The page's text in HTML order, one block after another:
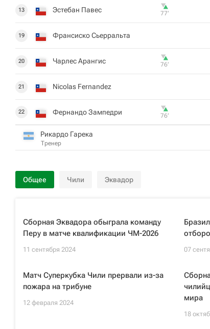
13 Эстебан Павес 77‎’‎
19 Франсиско Сьерральта
20 Чарлес Арангис 76‎’‎
21 Nicolas Fernandez
22 Фернандо Зампедри 76‎’‎
Рикардо Гарека
Тренер
Общее Чили Эквадор
Сборная Эквадора обыграла команду
Перу в матче квалификации ЧМ-2026
11 сентября 2024 07
Матч Суперкубка Чили прервали из-за
пожара на трибуне
12 февраля 2024
мира
18